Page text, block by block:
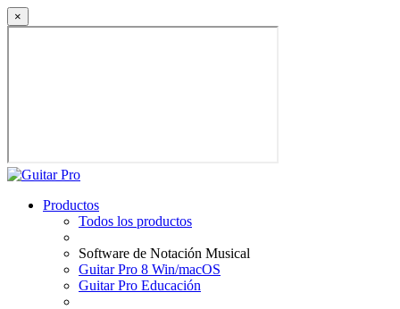
×
Productos
Todos los productos
Software de Notación Musical
Guitar Pro 8 Win/macOS
Guitar Pro Educación